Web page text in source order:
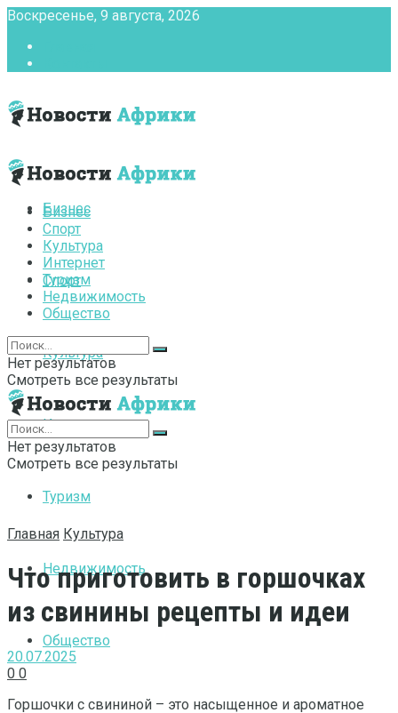
Воскресенье, 9 августа, 2026
Бизнес
Спорт
Культура
Интернет
Туризм
Недвижимость
Общество
Бизнес
Спорт
Культура
Интернет
Туризм
Недвижимость
Общество
Нет результатов
Смотреть все результаты
Нет результатов
Смотреть все результаты
Главная Культура
Что приготовить в горшочках
из свинины рецепты и идеи
20.07.2025
0 0
Горшочки с свининой – это насыщенное и ароматное